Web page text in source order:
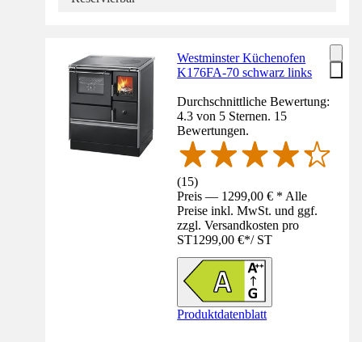
Westminster Küchenofen
K176FA-70 schwarz links
Durchschnittliche Bewertung:
4.3 von 5 Sternen. 15
Bewertungen.
(15)
Preis — 1299,00 € * Alle
Preise inkl. MwSt. und ggf.
zzgl. Versandkosten pro
ST1299,00 €*/ ST
Produktdatenblatt